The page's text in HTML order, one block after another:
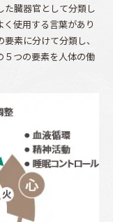
た臓器官として分類し
使用する言葉があり
素に分けて分類し、
５つの要素を人体の働